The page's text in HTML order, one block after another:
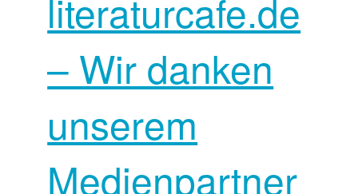
literaturcafe.de
– Wir danken
unserem
Medienpartner